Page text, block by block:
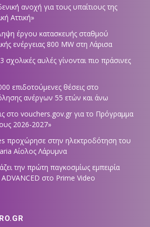
ανοχή για τους υπαίτιους της
Αττική»
έργου κατασκευής σταθμού
ενέργειας 800 ΜW στη Λάρισα
αυλές γίνονται πιο πράσινες
επιδοτούμενες θέσεις στο
ανέργων 55 ετών και άνω
στο vouchers.gov.gr για το Πρόγραμμα
2026-2027»
προχώρησε στην ηλεκτροδότηση του
Αίολος Λάρυμνα
την πρώτη παγκοσμίως εμπειρία
στο Prime Video